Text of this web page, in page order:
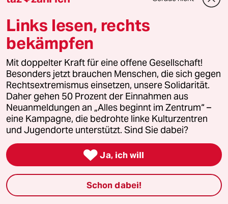
You ran right into that one! - Tut mir leid, aber
weiter weg von er Realität geht gar nicht. Um
die 20% sprechen eine klare Sprache.
(Herzliche Grüße von Buschkowsi, Schmidt,
Sarrazin, Reil...)
5G 571 (Profil gelöscht)
31.12.2016,12:07 Uhr
Ralf Stegner käme überzeugender rüber, wenn
er seine Mundwinkel besser unter Kontrolle
Der Mann wirkt fast immer irgendwie
schlechtgelaunt.
Links lesen, rechts
bekämpfen
Mit doppelter Kraft für eine offene Gesellschaft!
Besonders jetzt brauchen Menschen, die sich gegen
Rechtsextremismus einsetzen, unsere Solidarität.
Daher gehen 50 Prozent der Einnahmen aus
Neuanmeldungen an „Alles beginnt im Zentrum“ –
eine Kampagne, die bedrohte linke Kulturzentren
und Jugendorte unterstützt. Sind Sie dabei?
 Ja, ich will
Schon dabei!